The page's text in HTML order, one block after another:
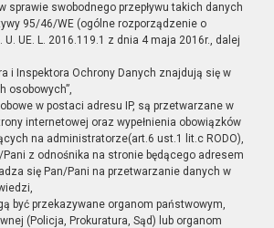
sprawie swobodnego przepływu takich danych
95/46/WE (ogólne rozporządzenie o
UE. L. 2016.119.1 z dnia 4 maja 2016r., dalej
i Inspektora Ochrony Danych znajdują się w
osobowych”,
w postaci adresu IP, są przetwarzane w
internetowej oraz wypełnienia obowiązków
na administratorze(art.6 ust.1 lit.c RODO),
z odnośnika na stronie będącego adresem
się Pan/Pani na przetwarzanie danych w
być przekazywane organom państwowym,
(Policja, Prokuratura, Sąd) lub organom